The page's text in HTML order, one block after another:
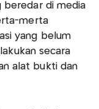
beredar di media
merta
yang belum
secara
alat bukti dan